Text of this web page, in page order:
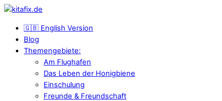
🇬🇧 English Version
Blog
Themengebiete:
Am Flughafen
Das Leben der Honigbiene
Einschulung
Freunde & Freundschaft